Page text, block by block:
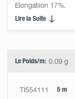
Elongatiion 17%.
Lire la Suite
Le Poids/m: 0.09 g
TI554111 5 m